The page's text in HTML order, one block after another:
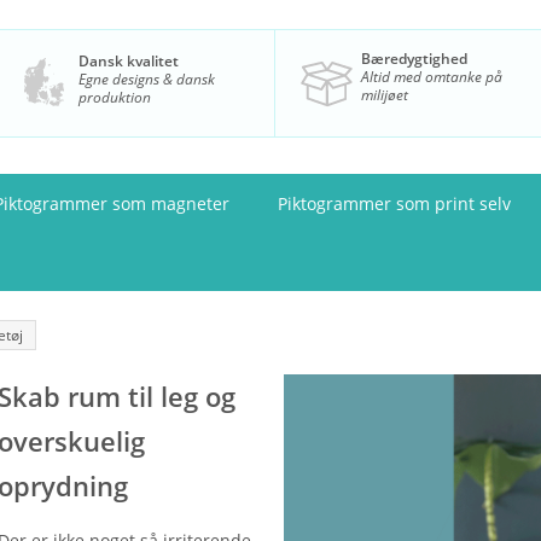
Dansk kvalitet
Egne designs & dansk
produktion
Bæredygtighed
Altid med omtanke på
milijøet
som magneter Piktogrammer som print selv
rum til leg og